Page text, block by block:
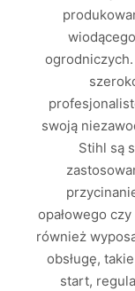
swoją
Stihl są
opałowego
również
obsługę,
start,